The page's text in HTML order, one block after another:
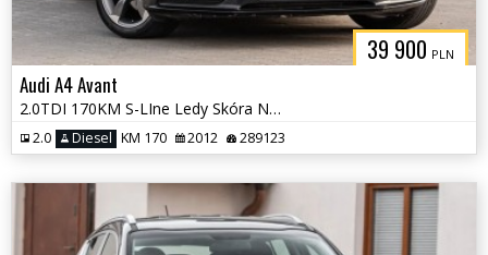
39 900 PLN
Audi A4 Avant
2.0TDI 170KM S-LIne Ledy Skóra Navi Alu 18" Full
2.0 Diesel KM 170 2012 289123